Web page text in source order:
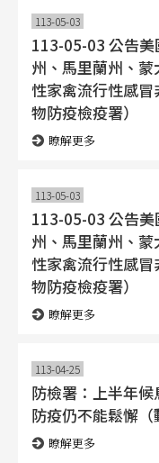
113-05-03
113-05-03 公告
州、馬里蘭州、
性家禽流行性感
物防疫檢疫署）
瞭解更多
113-05-03
113-05-03 公告
州、馬里蘭州、
性家禽流行性感
物防疫檢疫署）
瞭解更多
113-04-25
防檢署：上半年
防疫仍不能鬆懈（
瞭解更多